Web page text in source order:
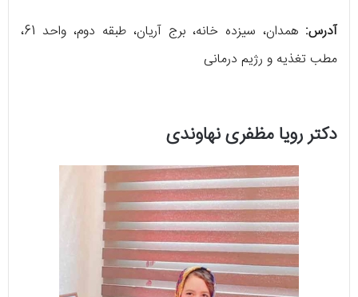
آدرس:
همدان، سیزده خانه، برج آریان، طبقه دوم، واحد 61،
مطب تغذیه و رژیم درمانی
دکتر رویا مظفری نهاوندی